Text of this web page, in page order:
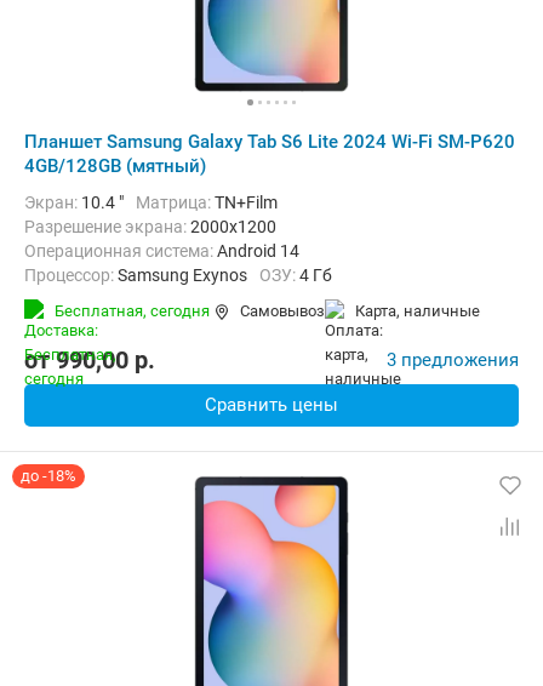
Планшет Samsung Galaxy Tab S6 Lite 2024 Wi-Fi SM-P620
4GB/128GB (мятный)
Экран: 10.4 " Матрица:TN+Film
Разрешение экрана:2000x1200
Операционная система:Android 14
Процессор:Samsung Exynos ОЗУ:4 Гб
Встроенная память:
Тыловая камера:
Беспроводная связь:
Bluetooth, Wi-Fi
Комплектация:
465 г
Бесплатная, сегодня Самовывоз карта, наличные
от990,00 p. 3 предложения
Сравнить цены
до -18%